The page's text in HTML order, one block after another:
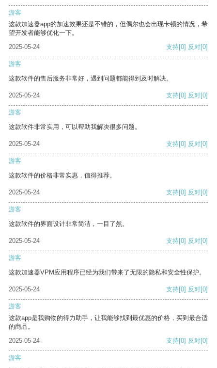
游客
这款加速器app的加速效果还是不错的，但偶尔也会出现卡顿的情况，希
望开发者能够优化一下。
2025-05-24
支持[0] 反对[0]
游客
这款软件的售后服务非常好，遇到问题都能得到及时解决。
2025-05-24 支持[0] 反对[0]
游客
这款软件非常实用，可以帮助我解决很多问题。
2025-05-24 支持[0] 反对[0]
游客
这款软件的价格非常实惠，值得推荐。
2025-05-24 支持[0] 反对[0]
游客
这款软件的界面设计非常简洁，一目了然。
2025-05-24 支持[0] 反对[0]
游客
这款加速器VPM应用程序已经为我们带来了无限的隐私和安全性保护。
2025-05-24 支持[0] 反对[0]
游客
这款app是我购物的得力助手，让我能够找到最优惠的价格，买到最合适
的商品。
2025-05-24
支持[0] 反对[0]
游客